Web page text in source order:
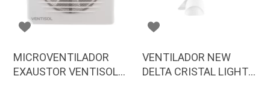
MICROVENTILADOR
EXAUSTOR VENTISOL
VENTILADOR NEW
DELTA CRISTAL LIGHT 3